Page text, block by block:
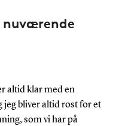
nuværende
altid klar med en
jeg bliver altid rost for et
som vi har på